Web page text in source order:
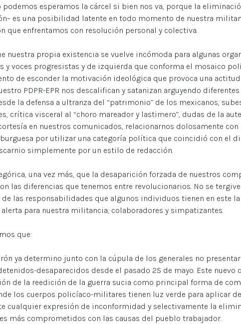
podemos esperamos la cárcel si bien nos va, porque la
es una posibilidad latente en todo momento de nuestra
que enfrentamos con resolución personal y colectiva.
nuestra propia existencia se vuelve incómoda para algunas
y voces progresistas y de izquierda que conforma el mosaico
de esconder la motivación ideológica que provoca una
PDPR-EPR nos descalifican y satanizan arguyendo
la defensa a ultranza del “patrimonio” de los mexicanos,
crítica visceral al “choro mareador y lastimero”, dudas de la
en nuestros comunicados, relacionarnos dolosamente con
por utilizar una categoría política que coincidió con el
simplemente por un estilo de redacción.
una vez más, que la desaparición forzada de nuestros
las diferencias que tenemos entre revolucionarios. No se
de las responsabilidades que algunos individuos tienen en este
alerta para nuestra militancia, colaboradores y simpatizantes.
que:
ya determino junto con la cúpula de los generales no
desaparecidos desde el pasado 25 de mayo. Este nuevo
de la reedición de la guerra sucia como principal forma de
los cuerpos policíaco-militares tienen luz verde para aplicar
cualquier expresión de inconformidad y selectivamente la
más comprometidos con las causas del pueblo trabajador.